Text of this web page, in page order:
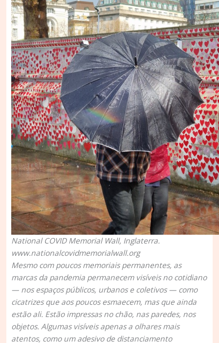
National COVID Memorial Wall, Inglaterra.
www.nationalcovidmemorialwall.org
Mesmo com poucos memoriais permanentes, as
marcas da pandemia permanecem visíveis no cotidiano
— nos espaços públicos, urbanos e coletivos — como
cicatrizes que aos poucos esmaecem, mas que ainda
estão ali. Estão impressas no chão, nas paredes, nos
objetos. Algumas visíveis apenas a olhares mais
atentos, como um adesivo de distanciamento